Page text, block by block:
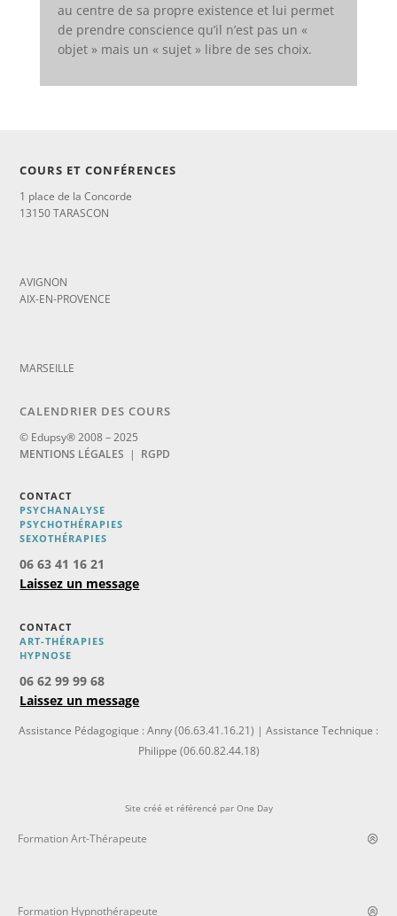
au centre de sa propre existence et lui permet
de prendre conscience qu’il n’est pas un «
objet » mais un « sujet » libre de ses choix.
COURS ET CONFÉRENCES
1 place de la Concorde
13150 TARASCON
AVIGNON
AIX-EN-PROVENCE
MARSEILLE
CALENDRIER DES COURS
© Edupsy® 2008 – 2025
MENTIONS LÉGALES | RGPD
CONTACT
PSYCHANALYSE
PSYCHOTHÉRAPIES
SEXOTHÉRAPIES
06 63 41 16 21
Laissez un message
CONTACT
ART-THÉRAPIES
HYPNOSE
06 62 99 99 68
Laissez un message
Assistance Pédagogique : Anny (06.63.41.16.21) | Assistance Technique :
Philippe (06.60.82.44.18)
Site créé et référencé par One Day
Formation Art-Thérapeute
Formation Hypnothérapeute